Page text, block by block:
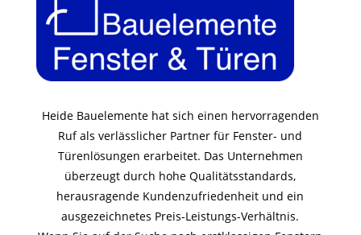
Heide Bauelemente hat sich einen hervorragenden
Ruf als verlässlicher Partner für Fenster- und
Türenlösungen erarbeitet. Das Unternehmen
überzeugt durch hohe Qualitätsstandards,
herausragende Kundenzufriedenheit und ein
ausgezeichnetes Preis-Leistungs-Verhältnis.